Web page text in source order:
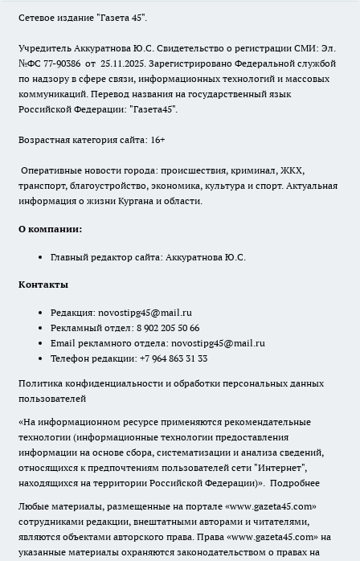
Сетевое издание "Газета 45".
Учредитель Аккуратнова Ю.С. Свидетельство о регистрации СМИ: Эл.
№ФС 77-90386 от 25.11.2025. Зарегистрировано Федеральной службой
по надзору в сфере связи, информационных технологий и массовых
коммуникаций. Перевод названия на государственный язык
Российской Федерации: "Газета45".
Возрастная категория сайта: 16+
Оперативные новости города: происшествия, криминал, ЖКХ,
транспорт, благоустройство, экономика, культура и спорт. Актуальная
информация о жизни Кургана и области.
О компании:
Главный редактор сайта: Аккуратнова Ю.С.
Контакты
Редакция: novostipg45@mail.ru
Рекламный отдел: 8 902 205 50 66
Email рекламного отдела: novostipg45@mail.ru
Телефон редакции: +7 964 863 31 33
Политика конфиденциальности и обработки персональных данных
пользователей
«На информационном ресурсе применяются рекомендательные
технологии (информационные технологии предоставления
информации на основе сбора, систематизации и анализа сведений,
относящихся к предпочтениям пользователей сети "Интернет",
находящихся на территории Российской Федерации)». Подробнее
Любые материалы, размещенные на портале «www.gazeta45.com»
сотрудниками редакции, внештатными авторами и читателями,
являются объектами авторского права. Права «www.gazeta45.com» на
указанные материалы охраняются законодательством о правах на